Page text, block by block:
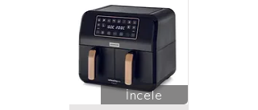
İncele